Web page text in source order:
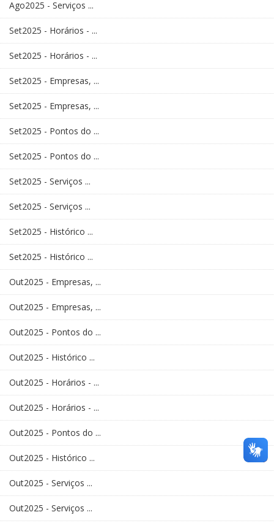
Ago2025 - Serviços ...
Set2025 - Horários - ...
Set2025 - Horários - ...
Set2025 - Empresas, ...
Set2025 - Empresas, ...
Set2025 - Pontos do ...
Set2025 - Pontos do ...
Set2025 - Serviços ...
Set2025 - Serviços ...
Set2025 - Histórico ...
Set2025 - Histórico ...
Out2025 - Empresas, ...
Out2025 - Empresas, ...
Out2025 - Pontos do ...
Out2025 - Histórico ...
Out2025 - Horários - ...
Out2025 - Horários - ...
Out2025 - Pontos do ...
Out2025 - Histórico ...
Out2025 - Serviços ...
Out2025 - Serviços ...